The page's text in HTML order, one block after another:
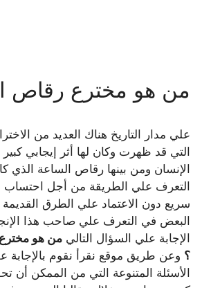
من هو مخترع رقاص
علي مدار التاريخ هناك العديد من
التي قد ظهرت وكان لها أثر إيجابي
الإنسان ومن بينها رقاص الساعة الذي
التعرف علي الطريقة من أجل
سريع دون الاعتماد علي الطرق
البعض في التعرف علي صاحب هذا
الإجابة علي السؤال التالي من هو
؟ وعن طريق موقع نقرأ نقوم
الأسئلة المتنوعة التي من الممكن أن